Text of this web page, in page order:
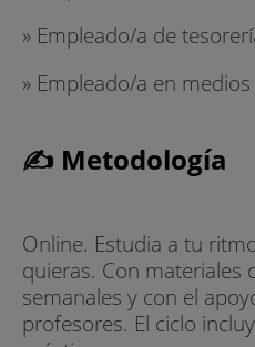
» Empleado/a de
» Empleado/a en
✍ Metodología
Online. Estudia a tu
quieras. Con materiales
semanales y con el
profesores. El ciclo